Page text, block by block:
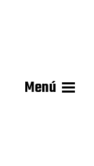
Menú